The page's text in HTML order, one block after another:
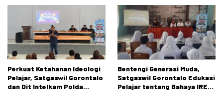
Perkuat Ketahanan Ideologi
Pelajar, Satgaswil Gorontalo
dan Dit Intelkam Polda
Bentengi Generasi Muda,
Satgaswil Gorontalo Edukasi
Pelajar tentang Bahaya IRET,